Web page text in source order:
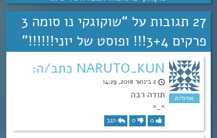
27 תגובות על “
שוקוגקי נו סומה 3
פרקים 3+4!!! ופוסט של יוני!!!!!!
”
NARUTO_KUN כתב/ה:
2 בינואר 2018, 14:29
תודה רבה
^_^
0
0 הגב